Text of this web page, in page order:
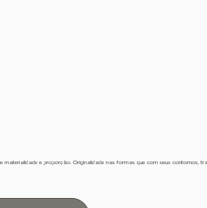
materialidade e proporção. Originalidade nas formas que com seus contornos,